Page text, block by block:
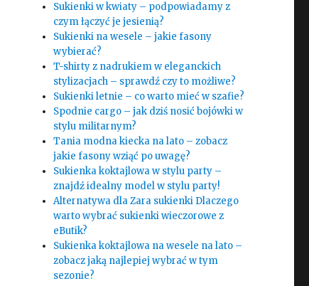
Sukienki w kwiaty – podpowiadamy z
czym łączyć je jesienią?
Sukienki na wesele – jakie fasony
wybierać?
T-shirty z nadrukiem w eleganckich
stylizacjach – sprawdź czy to możliwe?
Sukienki letnie – co warto mieć w szafie?
Spodnie cargo – jak dziś nosić bojówki w
stylu militarnym?
Tania modna kiecka na lato – zobacz
jakie fasony wziąć po uwagę?
Sukienka koktajlowa w stylu party –
znajdź idealny model w stylu party!
Alternatywa dla Zara sukienki Dlaczego
warto wybrać sukienki wieczorowe z
eButik?
Sukienka koktajlowa na wesele na lato –
zobacz jaką najlepiej wybrać w tym
sezonie?